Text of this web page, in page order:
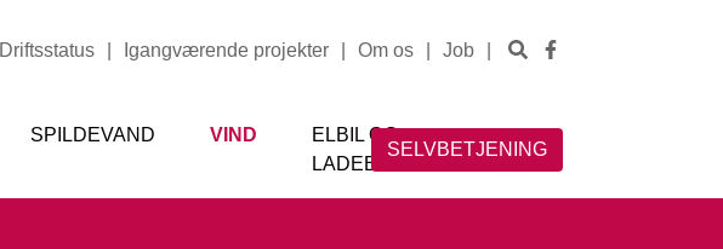
Driftsstatus Igangværende projekter Om os Job
SPILDEVAND VIND
ELBIL OG
LADEBOKS
SELVBETJENING